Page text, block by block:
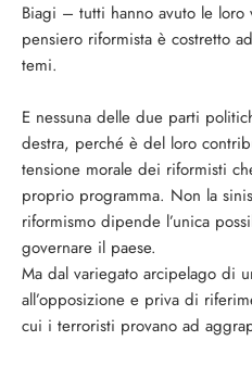
Biagi – tutti hanno avuto le
pensiero riformista è costretto
temi.
E nessuna delle due parti
destra, perché è del loro
tensione morale dei riformisti
proprio programma. Non la
riformismo dipende l’unica
governare il paese.
Ma dal variegato arcipelago di
all’opposizione e priva di
cui i terroristi provano ad